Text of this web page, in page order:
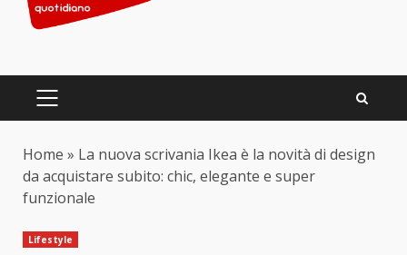
PRIMARY
Home » La nuova scrivania Ikea è la novità di design
da acquistare subito: chic, elegante e super
funzionale
Lifestyle